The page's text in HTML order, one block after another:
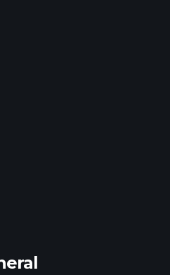
products, as well as
services. The